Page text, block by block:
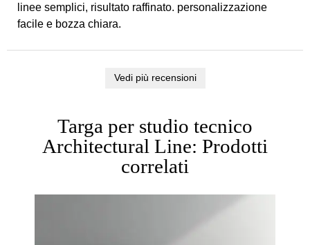
linee semplici, risultato raffinato. personalizzazione
facile e bozza chiara.
Vedi più recensioni
Targa per studio tecnico
Architectural Line: Prodotti
correlati